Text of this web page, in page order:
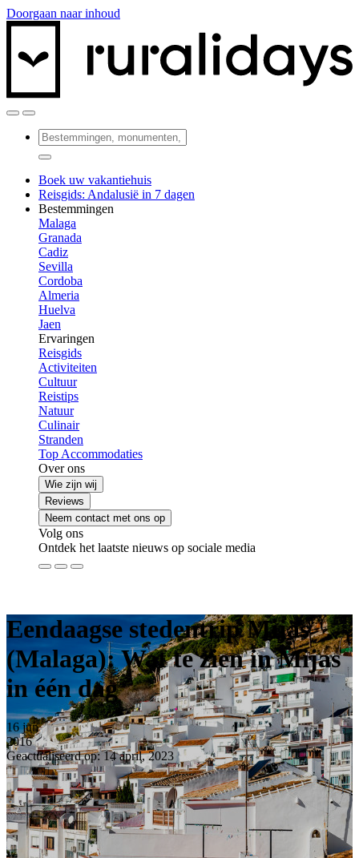
Doorgaan naar inhoud
Boek uw vakantiehuis
Reisgids: Andalusië in 7 dagen
Bestemmingen
Malaga
Granada
Cadiz
Sevilla
Cordoba
Almeria
Huelva
Jaen
Ervaringen
Reisgids
Activiteiten
Cultuur
Reistips
Natuur
Culinair
Stranden
Top Accommodaties
Over ons
Wie zijn wij
Reviews
Neem contact met ons op
Volg ons
Ontdek het laatste nieuws op sociale media
Eendaagse stedentrip Mijas
(Malaga): Wat te zien in Mijas
in één dag
16 jun
2016
Geactualiseerd op: 14 april, 2023